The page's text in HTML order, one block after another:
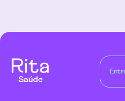
Rita Saúde | Grupo